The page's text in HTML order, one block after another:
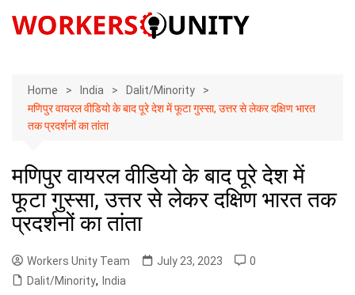
Home India
Dalit/Minority
मणिपुर वायरल वीडियो के बाद पूरे देश में फूटा गुस्सा, उत्तर से लेकर दक्षिण भारत
तक प्रदर्शनों का तांता
मणिपुर वायरल वीडियो के बाद पूरे देश में
फूटा गुस्सा, उत्तर से लेकर दक्षिण भारत तक
प्रदर्शनों का तांता
Workers Unity Team July 23, 2023
0
Dalit/Minority, India